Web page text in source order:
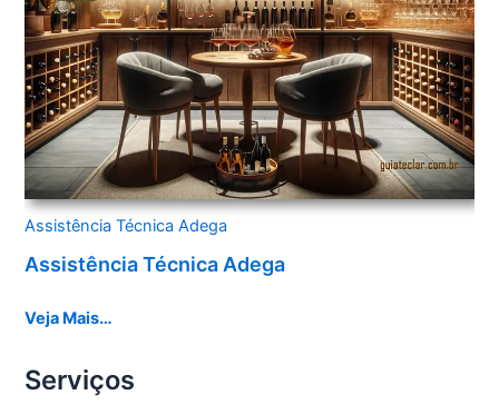
Assistência Técnica Adega
Assistência Técnica Adega
Veja Mais…
Serviços